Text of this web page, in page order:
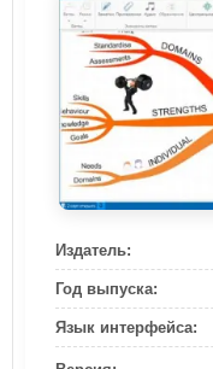
Издатель:
Год выпуска:
Язык интерфейса: